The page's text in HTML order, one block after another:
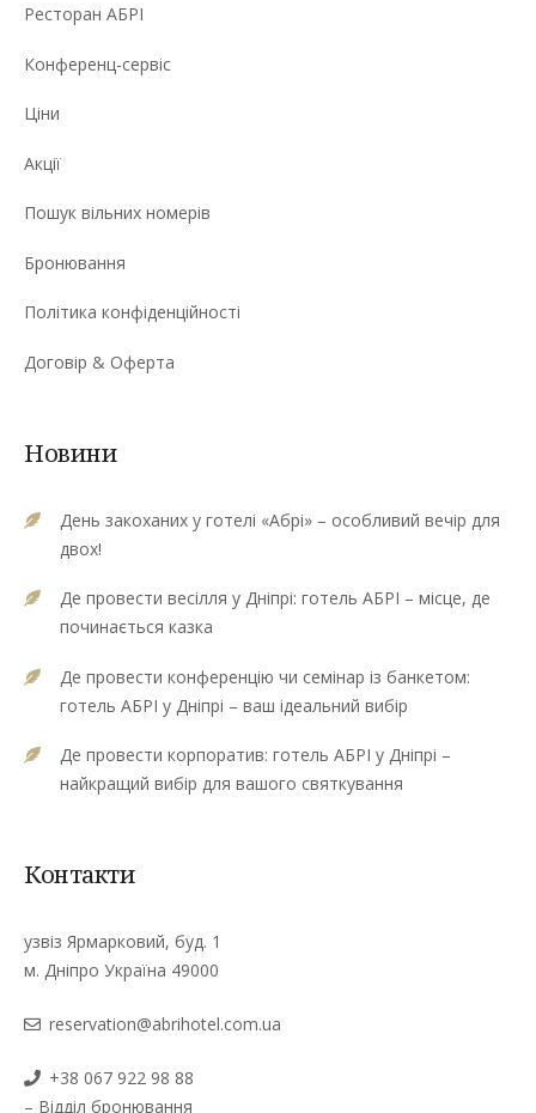
Ресторан АБРІ
Конференц-сервіс
Ціни
Акції
Пошук вільних номерів
Бронювання
Політика конфіденційності
Договір & Оферта
Новини
День закоханих у готелі «Абрі» – особливий вечір для
двох!
Де провести весілля у Дніпрі: готель АБРІ – місце, де
починається казка
Де провести конференцію чи семінар із банкетом:
готель АБРІ у Дніпрі – ваш ідеальний вибір
Де провести корпоратив: готель АБРІ у Дніпрі –
найкращий вибір для вашого святкування
Контакти
узвіз Ярмарковий, буд. 1
м. Дніпро Україна 49000
reservation@abrihotel.com.ua
+38 067 922 98 88
– Відділ бронювання